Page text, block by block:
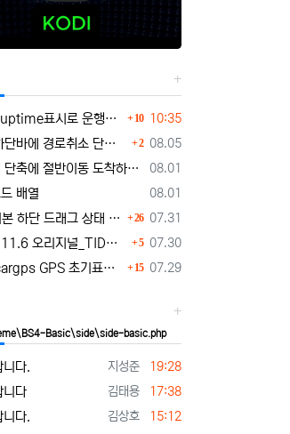
등록일
10:35
시간표시 🚗최근목적지 바로가기 및 ⛔이전화면이동과 260806 10
등록일
08.05
카내비 하단바에 경로취소 단축버튼 추가 요청 2
등록일
08.01
도착거리 단축에 절반이동 도착하기 로드리게스로 5가지를 한 번에 배우세요
등록일
08.01
배열
등록일
07.31
8/02)기본 하단 드래그 상태 시작 기능 carnavi-11-6-0-3944_cargps_260802.apk 26
등록일
07.30
t m a p 11.6 오리지널_TID로그인 파일설치 tmap-11-6-0-3944_org signed.apk 5
등록일
07.29
7/28) cargps GPS 초기표시 및 터널 진입 안정화 개선 carnavi-11-4-2-3880_cargps_260728.apk 15
Basic\side\side-basic.php
등록자
지성준 등록일
19:28
니다.
등록자
김태용 등록일
17:38
니다
등록자
김상호 등록일
15:12
니다.